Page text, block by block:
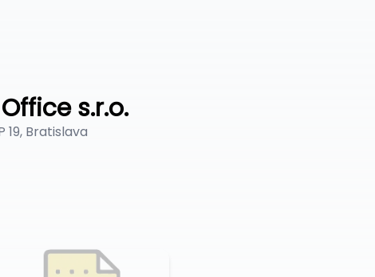
s.r.o.
19, Bratislava